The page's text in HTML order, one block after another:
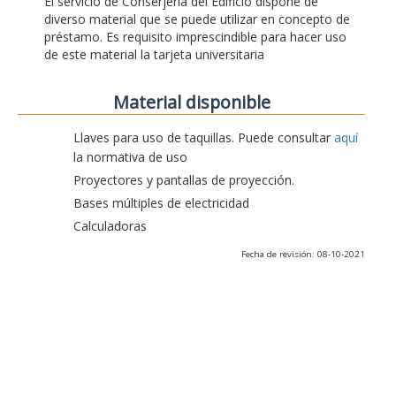
diverso material que se puede utilizar en concepto de
préstamo. Es requisito imprescindible para hacer uso
de este material la tarjeta universitaria
Material disponible
Llaves para uso de taquillas. Puede consultar aquí
la normativa de uso
Proyectores y pantallas de proyección.
Bases múltiples de electricidad
Calculadoras
Fecha de revisión: 08-10-2021